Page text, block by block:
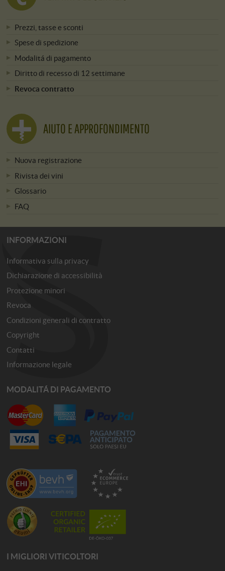
Prezzi, tasse e sconti
Spese di spedizione
Modalitá di pagamento
Diritto di recesso di 12 settimane
Revoca contratto
AIUTO E APPROFONDIMENTO
Nuova registrazione
Rivista dei vini
Glossario
FAQ
INFORMAZIONI
Informativa sulla privacy
Dichiarazione di accessibilità
Protezione minori
Revoca
Condizioni generali di contratto
Copyright
Contatti
Informazione legale
MODALITÁ DI PAGAMENTO
I MIGLIORI VITICOLTORI